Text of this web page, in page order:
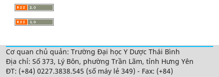
Cơ quan chủ quản: Trường Đại học Y Dược Thái Bình
Địa chỉ: Số 373, Lý Bôn, phường Trần Lãm, tỉnh Hưng Yên
ĐT: (+84) 0227.3838.545 (số máy lẻ 349) - Fax: (+84)